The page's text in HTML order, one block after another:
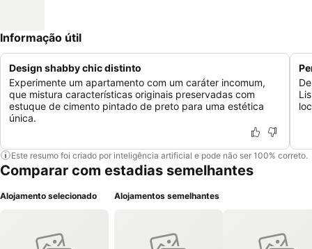
Informação útil
Design shabby chic distinto
Experimente um apartamento com um caráter incomum,
que mistura características originais preservadas com
estuque de cimento pintado de preto para uma estética
única.
Este resumo foi criado por inteligência artificial e pode não ser 100% correto.
Comparar com estadias semelhantes
Alojamento selecionado Alojamentos semelhantes